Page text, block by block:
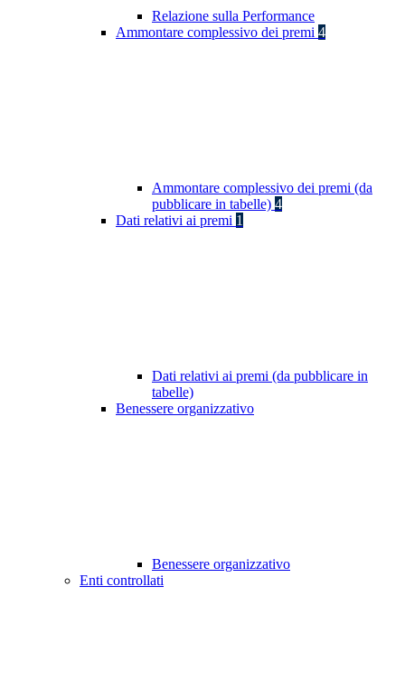
Relazione sulla Performance
Ammontare complessivo dei premi 4
Ammontare complessivo dei premi (da
pubblicare in tabelle) 4
Dati relativi ai premi 1
Dati relativi ai premi (da pubblicare in
tabelle)
Benessere organizzativo
Benessere organizzativo
Enti controllati